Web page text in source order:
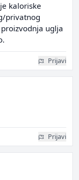
kaloriske
privatnog
uglja
Prijavi
Prijavi